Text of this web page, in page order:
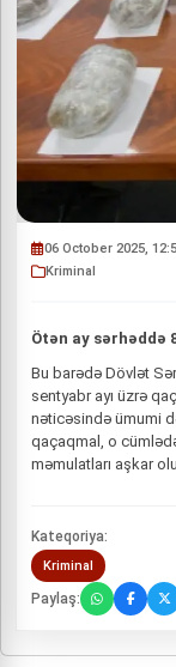
06 October 2025,
Kriminal
Ötən ay sərhəddə
Bu barədə Dövlət
sentyabr ayı üzrə
nəticəsində ümumi
qaçaqmal, о
məmulatları aşkar
Kateqoriya:
Kriminal
Paylaş: